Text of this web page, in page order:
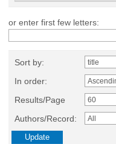
or enter first few letters:
Sort by:
In order:
Results/Page
Authors/Record: